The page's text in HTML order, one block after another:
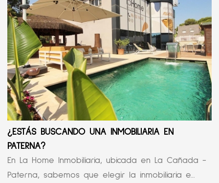
¿ESTÁS BUSCANDO UNA INMOBILIARIA EN
PATERNA?
En La Home Inmobiliaria, ubicada en La Cañada -
Paterna, sabemos que elegir la inmobiliaria e...